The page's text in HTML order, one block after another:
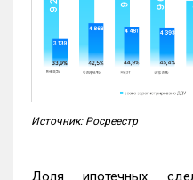
Источник: Росреестр
Доля ипотечных